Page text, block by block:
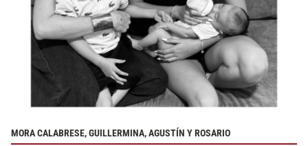
MORA CALABRESE, GUILLERMINA, AGUSTÍN Y ROSARIO